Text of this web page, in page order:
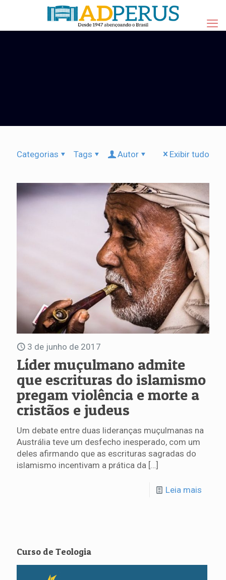
Categorias Tags Autor Exibir tudo
3 de junho de 2017
Líder muçulmano admite
que escrituras do islamismo
pregam violência e morte a
cristãos e judeus
Um debate entre duas lideranças muçulmanas na
Austrália teve um desfecho inesperado, com um
deles afirmando que as escrituras sagradas do
islamismo incentivam a prática da […]
Leia mais
Curso de Teologia